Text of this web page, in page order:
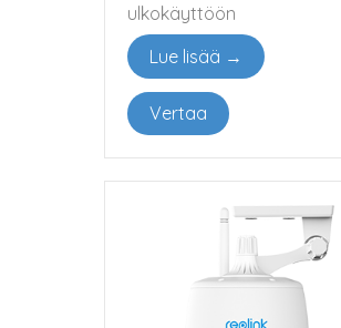
ulkokäyttöön
Lue lisää →
Vertaa